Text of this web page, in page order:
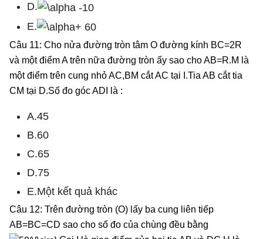
D.
E.
Câu 11: Cho nửa đường tròn tâm O đường kính BC=2R
và một điểm A trên nữa đường tròn ấy sao cho AB=R.M là
một điểm trên cung nhỏ AC,BM cắt AC tại I.Tia AB cắt tia
CM tại D.Số đo góc ADI là :
A.45
B.60
C.65
D.75
E.Một kết quả khác
Câu 12: Trên đường tròn (O) lấy ba cung liên tiếp
AB=BC=CD sao cho số đo của chùng đều bằng